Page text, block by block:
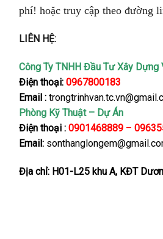
phí! hoặc truy cập theo đường
LIÊN HỆ:
Công Ty TNHH Đầu Tư Xây Dựng
Điện thoại: 0967800183
Email :
Phòng Kỹ Thuật – Dự Án
Điện thoại : 0901468889 –
Email:
Địa chỉ: H01-L25 khu A, KĐT